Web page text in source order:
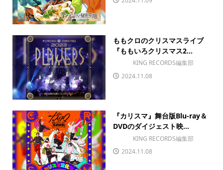
ももクロのクリスマスライブ
『ももいろクリスマス2...
KING RECORDS編集部
2024.11.08
『カリスマ』舞台版Blu-ray＆
DVDのダイジェスト映...
KING RECORDS編集部
2024.11.08